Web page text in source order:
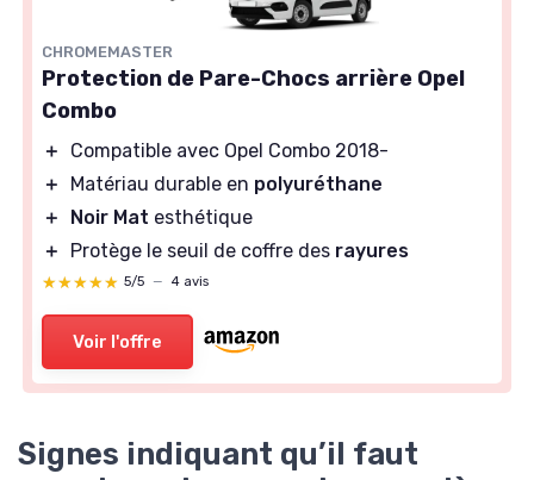
CHROMEMASTER
Protection de Pare-Chocs arrière Opel
Combo
＋
Compatible avec Opel Combo 2018-
＋
Matériau durable en polyuréthane
＋
Noir Mat esthétique
＋
Protège le seuil de coffre des rayures
★★★★★
★★★★★ 5/5 — 4 avis
Voir l'offre
Signes indiquant qu’il faut